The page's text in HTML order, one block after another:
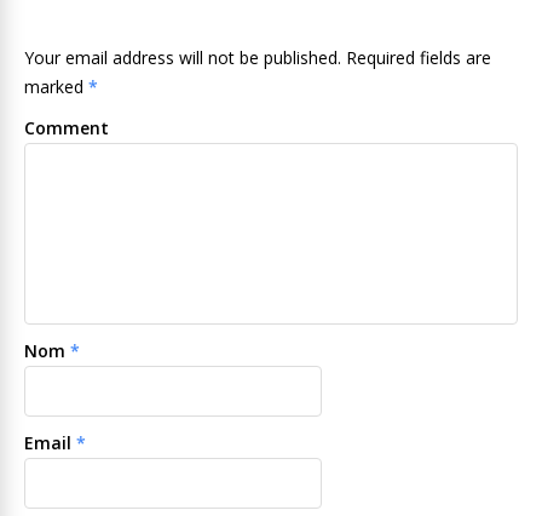
Your email address will not be published. Required fields are
marked *
Comment
Nom *
Email *